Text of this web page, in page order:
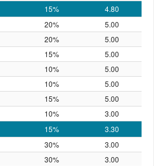
15%
4.80
20%
5.00
20%
5.00
15%
5.00
10%
5.00
10%
5.00
15%
5.00
10%
3.00
15%
3.30
30%
3.00
30%
3.00